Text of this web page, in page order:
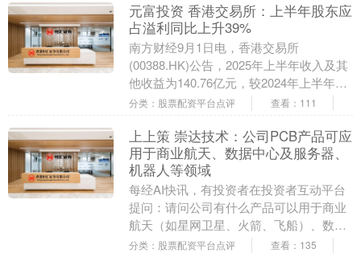
元富投资 香港交易所：上半年股东应
占溢利同比上升39%
南方财经9月1日电，香港交易所
(00388.HK)公告，2025年上半年收入及其
他收益为140.76亿元，较2024年上半年上
升33%；股东应占溢利为85.19....
分类：股票配资平台点评 查看：111
上上策 崇达技术：公司PCB产品可应
用于商业航天、数据中心及服务器、
机器人等领域
每经AI快讯，有投资者在投资者互动平台
提问：请问公司有什么产品可以用于商业
航天（如星网卫星、火箭、飞船）、数据
中心、服务器、机器人吗？ 崇达技术
分类：股票配资平台点评 查看：135